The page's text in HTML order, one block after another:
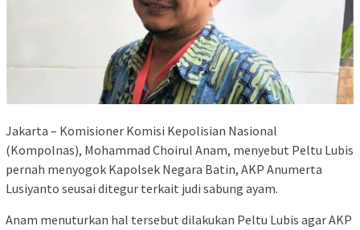
Jakarta – Komisioner Komisi Kepolisian Nasional
(Kompolnas), Mohammad Choirul Anam, menyebut Peltu Lubis
pernah menyogok Kapolsek Negara Batin, AKP Anumerta
Lusiyanto seusai ditegur terkait judi sabung ayam.
Anam menuturkan hal tersebut dilakukan Peltu Lubis agar AKP